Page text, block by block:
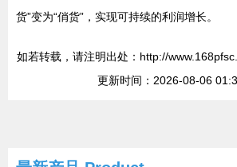
货”变为“俏货”，实现可持续的利润增长。
如若转载，请注明出处：http://
更新时间：2026-08-06